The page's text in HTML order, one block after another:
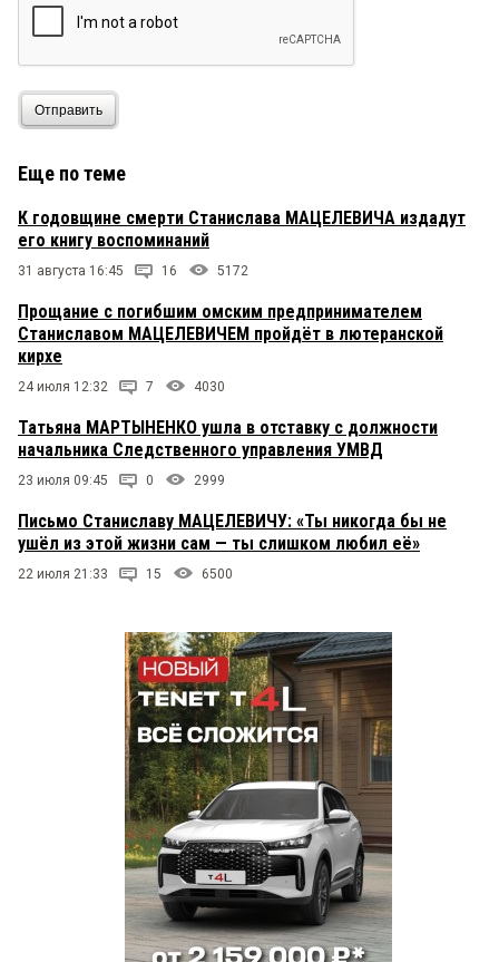
Отправить
Еще по теме
К годовщине смерти Станислава МАЦЕЛЕВИЧА издадут
его книгу воспоминаний
31 августа 16:45 16 5172
Прощание с погибшим омским предпринимателем
Станиславом МАЦЕЛЕВИЧЕМ пройдёт в лютеранской
кирхе
24 июля 12:32 7 4030
Татьяна МАРТЫНЕНКО ушла в отставку с должности
начальника Следственного управления УМВД
23 июля 09:45 0 2999
Письмо Станиславу МАЦЕЛЕВИЧУ: «Ты никогда бы не
ушёл из этой жизни сам — ты слишком любил её»
22 июля 21:33 15 6500